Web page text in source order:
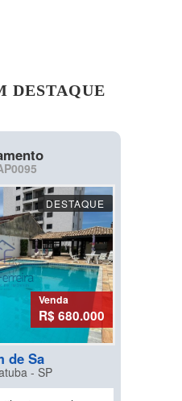
DESTAQUE
DESTAQUE
Venda
R$ 680.000
de Sa
- SP